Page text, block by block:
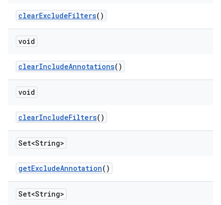
clearExcludeFilters()
void
clearIncludeAnnotations()
void
clearIncludeFilters()
Set<String>
getExcludeAnnotation()
Set<String>